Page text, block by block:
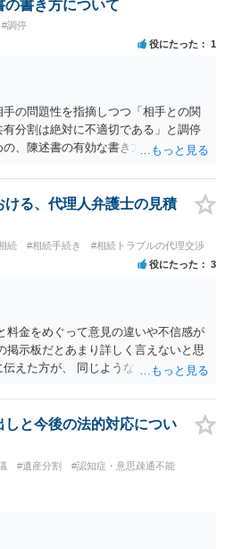
の書き方について
#調停
役にたった 1
の問題性を指摘しつつ「相手との関
分割は絶対に不適切である」と調停
、陳述書の有効な書き方やポイント
して「共有分割が有効な解決策であ
上よくあることでしょうか。また、
を命じる可能性はどの程度あるので
て、調停委員の強引な誘導に流され
に、今から取れるその他の法的な手
教えていただきたいです。 共有分割
ということだけを主張しても 避けら
共有分割以外のあなたが希望する分割
その方法が可能であることを 主張立
のためには、その土地建物は、現在
後どのようにしていくのか 不動産の
中でどのような位置を占めるか 相続
分割方法を希望しているのか などの
なたの希望する分割方法が適切で、そ
わかりません。 弁護士に面談で詳し
いと思います。
る、代理人弁護士の見積
続 #相続手続き #相続トラブルの代理交渉
役にたった 3
料金をめぐって意見の違いや不信感が
掲示板だとあまり詳しく言えないと思
えた方が、 同じようなトラブルを避
と今後の法的対応につい
#遺産分割
#認知症・意思疎通不能